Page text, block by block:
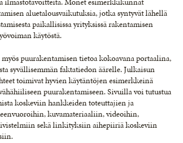
ilmastotavoitteita. Monet esimerkkikunnat
aluetalousvaikutuksia, jotka syntyvät lähellä
paikallisissa yrityksissä rakentamisen
käytöstä.
puurakentamisen tietoa kokoavana portaalina,
syvällisemmän faktatiedon äärelle. Julkaisun
toimivat hyvien käytäntöjen esimerkkeinä
puurakentamiseen. Sivuilla voi tutustua
koskeviin hankkeiden toteuttajien ja
kuvamateriaaliin, videoihin,
sekä linkityksiin aihepiiriä koskeviin